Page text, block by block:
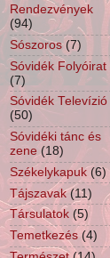
Rendezvények
(94)
Sószoros (7)
Sóvidék Folyóirat
(7)
Sóvidék Televízió
(50)
Sóvidéki tánc és
zene (18)
Székelykapuk (6)
Tájszavak (11)
Társulatok (5)
Temetkezés (4)